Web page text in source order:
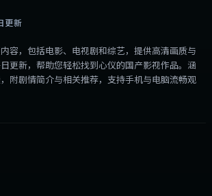
更新
容，包括电影、电视剧和综艺，提供高清画质与
更新，帮助您轻松找到心仪的国产影视作品。涵
附剧情简介与相关推荐，支持手机与电脑流畅观